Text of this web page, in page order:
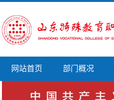
网站首页 部门概况